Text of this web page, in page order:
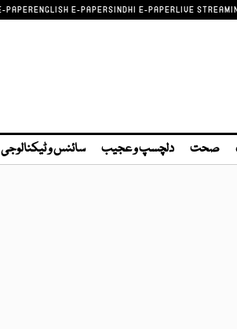
PAPERENGLISH E-PAPERSINDHI E-PAPERLIVE
صحت دلچسپ و عجیب سائنس و ٹیکنالوجی